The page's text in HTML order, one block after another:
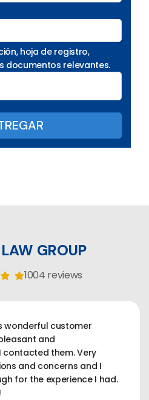
hoja de registro,
documentos relevantes.
GROUP
1004 reviews
wonderful customer
and
contacted them. Very
and concerns and I
for the experience I had.